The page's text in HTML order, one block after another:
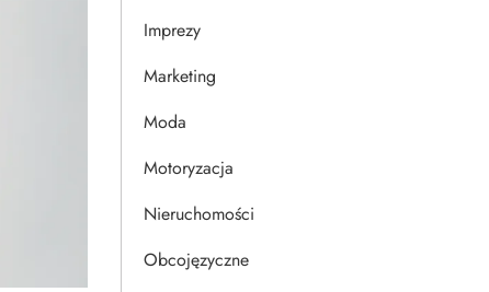
Imprezy
Marketing
Moda
Motoryzacja
Nieruchomości
Obcojęzyczne